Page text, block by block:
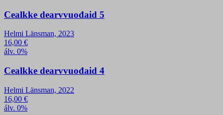
Cealkke dearvvuođaid 5
Helmi Länsman, 2023
16,00 €
álv. 0%
Cealkke dearvvuođaid 4
Helmi Länsman, 2022
16,00 €
álv. 0%